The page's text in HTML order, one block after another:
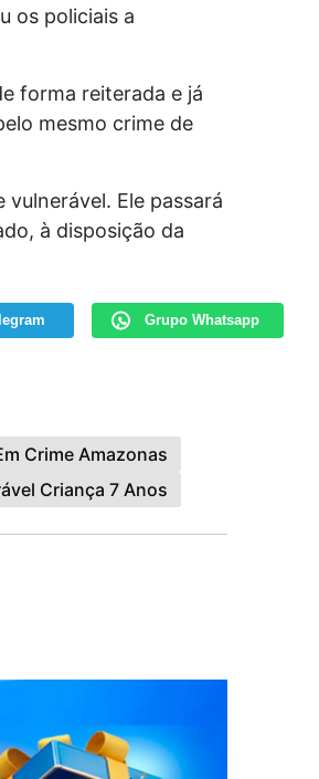
os policiais a
forma reiterada e já
mesmo crime de
Ele passará
à disposição da
Grupo Whatsapp
Crime Amazonas
Criança 7 Anos